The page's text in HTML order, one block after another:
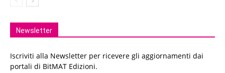
Newsletter
Iscriviti alla Newsletter per ricevere gli aggiornamenti dai
portali di BitMAT Edizioni.